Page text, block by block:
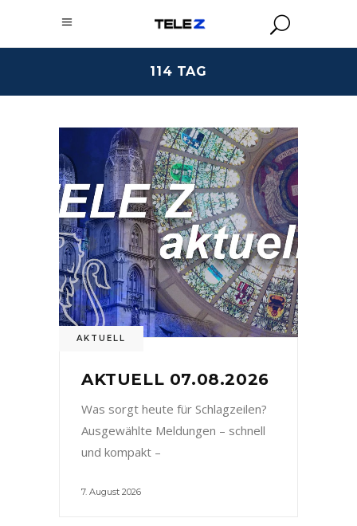
114 TAG
AKTUELL
AKTUELL 07.08.2026
Was sorgt heute für Schlagzeilen?
Ausgewählte Meldungen – schnell
und kompakt –
7. August 2026